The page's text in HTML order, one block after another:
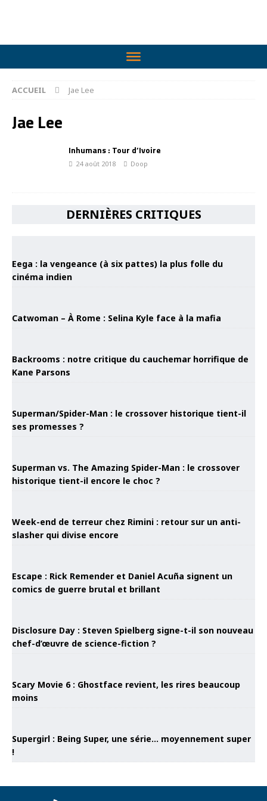
ACCUEIL Jae Lee
Jae Lee
Inhumans : Tour d’Ivoire
24 août 2018 Doop
DERNIÈRES CRITIQUES
Eega : la vengeance (à six pattes) la plus folle du
cinéma indien
Catwoman – À Rome : Selina Kyle face à la mafia
Backrooms : notre critique du cauchemar horrifique de
Kane Parsons
Superman/Spider-Man : le crossover historique tient-il
ses promesses ?
Superman vs. The Amazing Spider-Man : le crossover
historique tient-il encore le choc ?
Week-end de terreur chez Rimini : retour sur un anti-
slasher qui divise encore
Escape : Rick Remender et Daniel Acuña signent un
comics de guerre brutal et brillant
Disclosure Day : Steven Spielberg signe-t-il son nouveau
chef-d’œuvre de science-fiction ?
Scary Movie 6 : Ghostface revient, les rires beaucoup
moins
Supergirl : Being Super, une série… moyennement super
!